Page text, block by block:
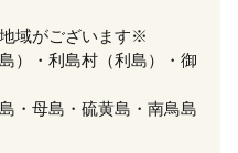
域がございます※
）・利島村（利島）・御
・母島・硫黄島・南鳥島